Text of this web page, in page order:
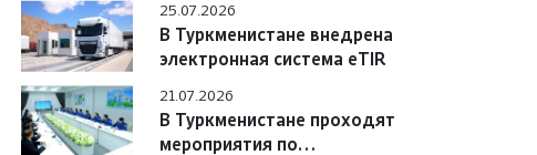
25.07.2026
В Туркменистане внедрена
электронная система eTIR
21.07.2026
В Туркменистане проходят
мероприятия по